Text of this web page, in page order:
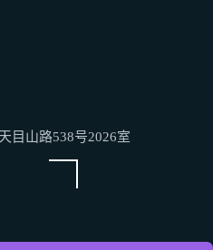
目山路538号2026室